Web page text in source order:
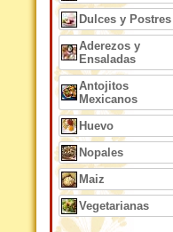
Dulces y Postres
Aderezos y
Ensaladas
Antojitos
Mexicanos
Huevo
Nopales
Maiz
Vegetarianas